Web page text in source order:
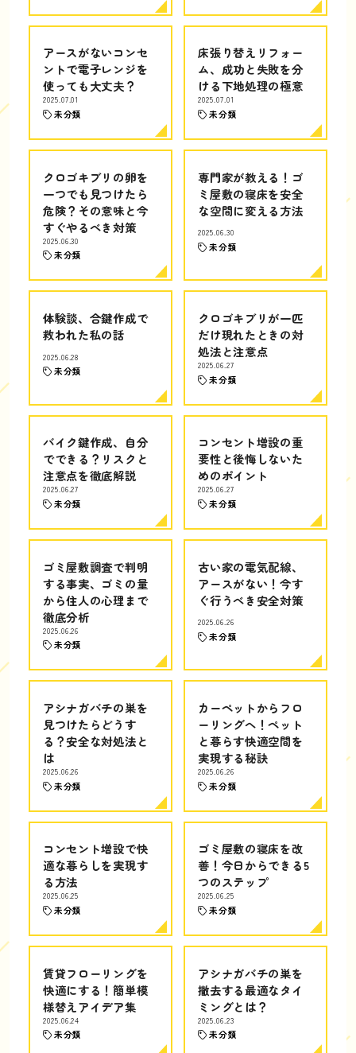
アースがないコンセ
ントで電子レンジを
使っても大丈夫？
2025.07.01
未分類
床張り替えリフォー
ム、成功と失敗を分
ける下地処理の極意
2025.07.01
未分類
クロゴキブリの卵を
一つでも見つけたら
危険？その意味と今
すぐやるべき対策
2025.06.30
未分類
専門家が教える！ゴ
ミ屋敷の寝床を安全
な空間に変える方法
2025.06.30
未分類
体験談、合鍵作成で
救われた私の話
2025.06.28
未分類
クロゴキブリが一匹
だけ現れたときの対
処法と注意点
2025.06.27
未分類
バイク鍵作成、自分
でできる？リスクと
注意点を徹底解説
2025.06.27
未分類
コンセント増設の重
要性と後悔しないた
めのポイント
2025.06.27
未分類
ゴミ屋敷調査で判明
する事実、ゴミの量
から住人の心理まで
徹底分析
2025.06.26
未分類
古い家の電気配線、
アースがない！今す
ぐ行うべき安全対策
2025.06.26
未分類
アシナガバチの巣を
見つけたらどうす
る？安全な対処法と
は
2025.06.26
未分類
カーペットからフロ
ーリングへ！ペット
と暮らす快適空間を
実現する秘訣
2025.06.26
未分類
コンセント増設で快
適な暮らしを実現す
る方法
2025.06.25
未分類
ゴミ屋敷の寝床を改
善！今日からできる5
つのステップ
2025.06.25
未分類
賃貸フローリングを
快適にする！簡単模
様替えアイデア集
2025.06.24
未分類
アシナガバチの巣を
撤去する最適なタイ
ミングとは？
2025.06.23
未分類